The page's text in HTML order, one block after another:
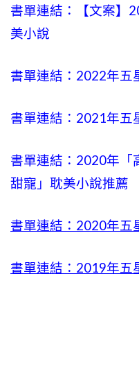
書單連結：【文案】
美小說
書單連結：2022年五
書單連結：2021年五
書單連結：2020年「
甜寵」耽美小說推薦
書單連結：2020年五
書單連結：2019年五